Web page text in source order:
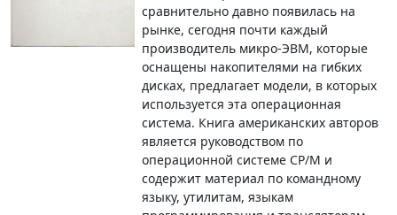
сравнительно давно появилась на
рынке, сегодня почти каждый
производитель микро-ЭВМ, которые
оснащены накопителями на гибких
дисках, предлагает модели, в которых
используется эта операционная
система. Книга американских авторов
является руководством по
операционной системе СР/М и
содержит материал по командному
языку, утилитам, языкам